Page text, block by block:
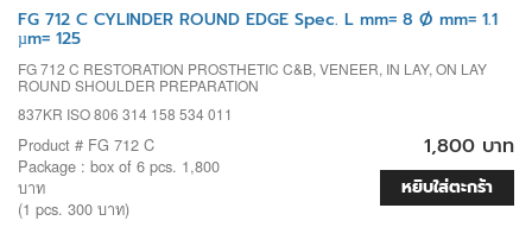
FG 712 C CYLINDER ROUND EDGE Spec. L mm= 8 Ø mm= 1.1
µm= 125
FG 712 C RESTORATION PROSTHETIC C&B, VENEER, IN LAY, ON LAY
ROUND SHOULDER PREPARATION
837KR ISO 806 314 158 534 011
Product # FG 712 C
Package : box of 6 pcs. 1,800
บาท
(1 pcs. 300 บาท)
1,800 บาท
หยิบใส่ตะกร้า